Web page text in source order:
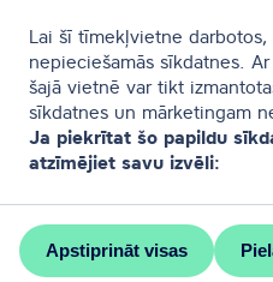
Lai šī tīmekļvietne
nepieciešamās sīkdatnes.
šajā vietnē var tikt
sīkdatnes un mārketingam
Ja piekrītat šo papildu
atzīmējiet savu izvēli:
Apstiprināt visas